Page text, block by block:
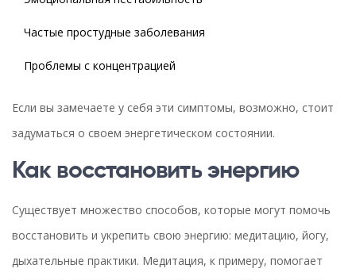
Частые простудные заболевания
Проблемы с концентрацией
Если вы замечаете у себя эти симптомы, возможно, стоит
задуматься о своем энергетическом состоянии.
Как восстановить энергию
Существует множество способов, которые могут помочь
восстановить и укрепить свою энергию: медитацию, йогу,
дыхательные практики. Медитация, к примеру, помогает